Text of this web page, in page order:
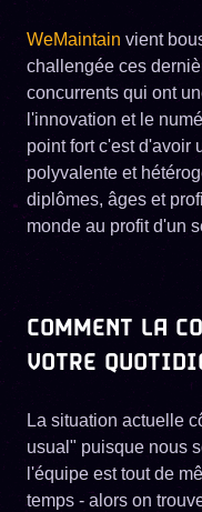
WeMaintain vient
challengée ces
concurrents qui ont
l'innovation et le
point fort c'est d'avoir
polyvalente et
diplômes, âges et
monde au profit d'un
COMMENT LA
VOTRE
La situation actuelle
usual" puisque nous
l'équipe est tout de
temps - alors on